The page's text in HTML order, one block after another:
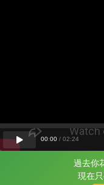
過去你
現在
00:00 / 02:24